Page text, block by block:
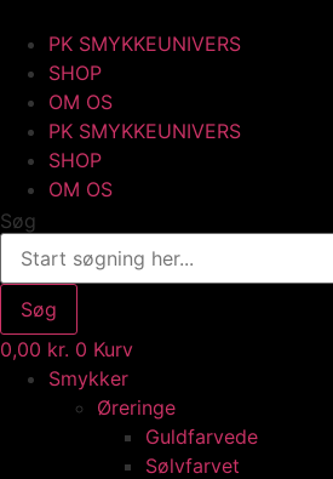
indhold
PK SMYKKEUNIVERS
SHOP
OM OS
PK SMYKKEUNIVERS
SHOP
OM OS
Søg
Søg
0,00 kr. 0 Kurv
Smykker
Øreringe
Guldfarvede
Sølvfarvet